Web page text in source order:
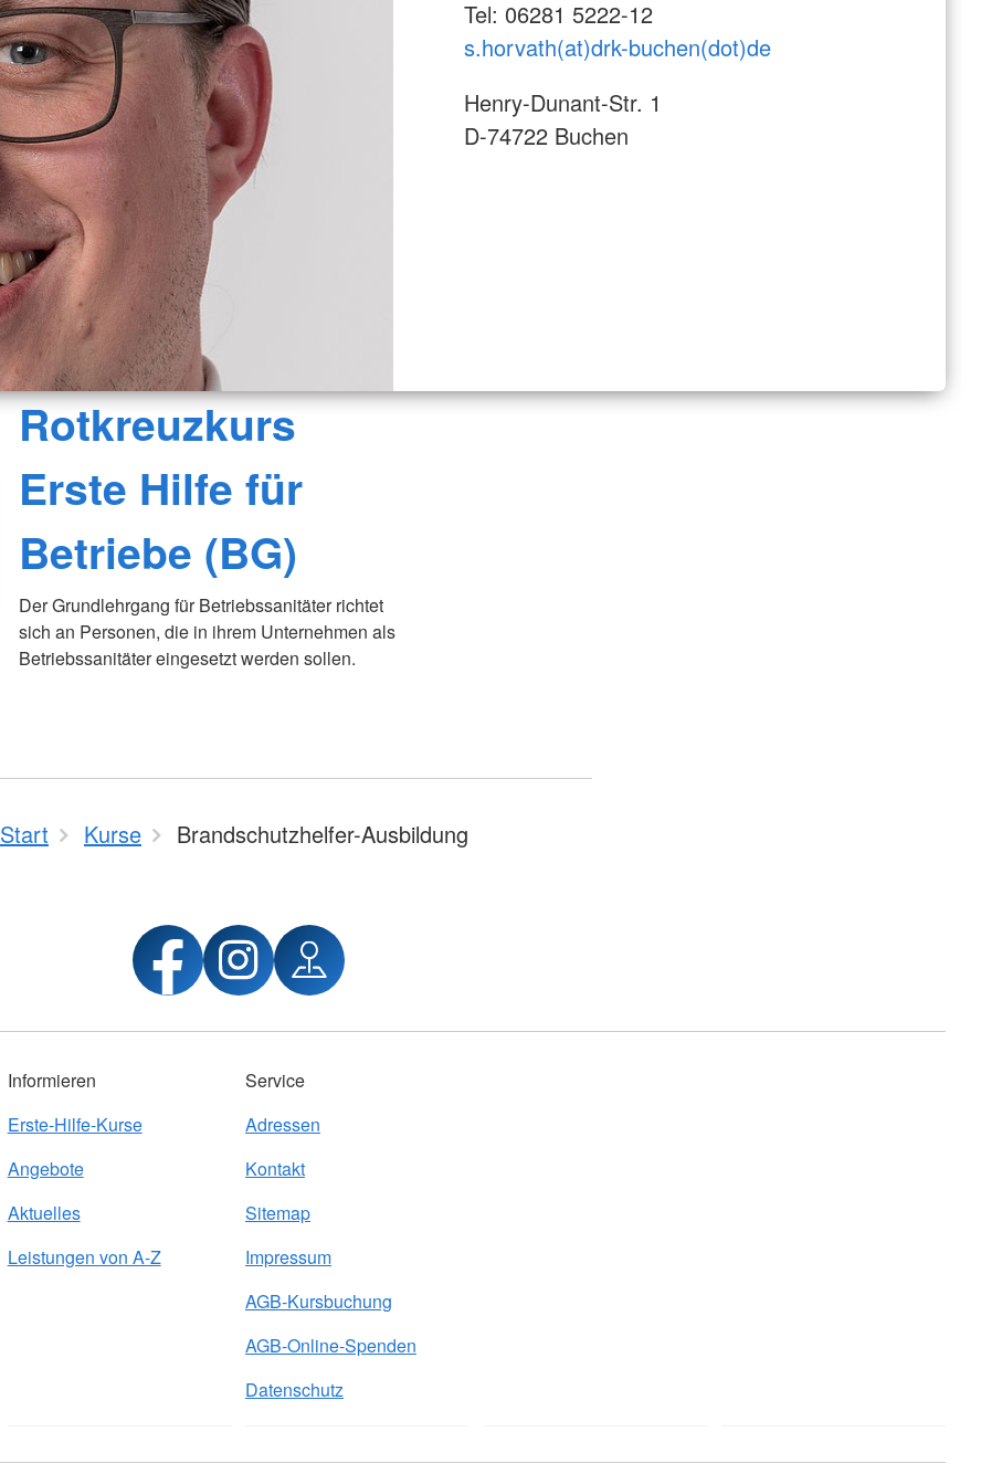
Tel: 06281 5222-12
s.horvath(at)drk-buchen(dot)de
Henry-Dunant-Str. 1
D-74722 Buchen
Rotkreuzkurs
Erste Hilfe für
Betriebe (BG)
Der Grundlehrgang für Betriebssanitäter richtet
sich an Personen, die in ihrem Unternehmen als
Betriebssanitäter eingesetzt werden sollen.
Start Kurse Brandschutzhelfer-Ausbildung
Informieren
Erste-Hilfe-Kurse
Angebote
Aktuelles
Leistungen von A-Z
Service
Adressen
Kontakt
Sitemap
Impressum
AGB-Kursbuchung
AGB-Online-Spenden
Datenschutz